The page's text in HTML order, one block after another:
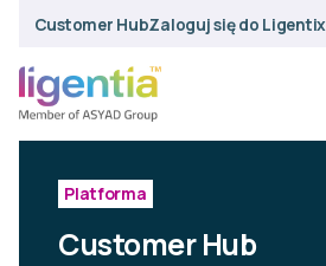
Customer HubZaloguj się do Ligentix
Platforma
Customer Hub